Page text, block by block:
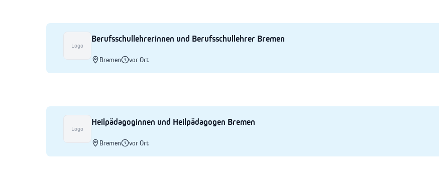
Logo
Berufsschullehrerinnen und Berufsschullehrer Bremen
Bremen vor Ort
Logo
Heilpädagoginnen und Heilpädagogen Bremen
Bremen vor Ort